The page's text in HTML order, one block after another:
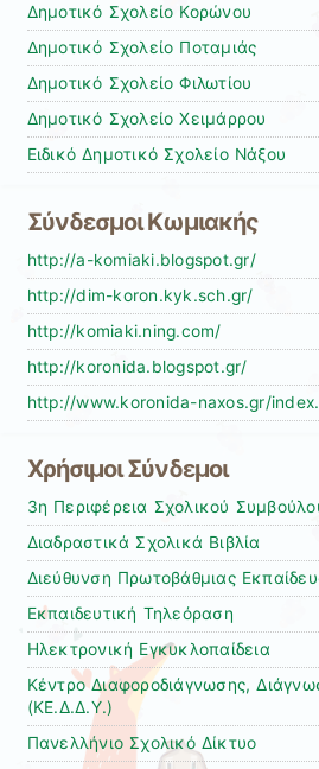
Δημοτικό Σχολείο Κορώνου
Δημοτικό Σχολείο Ποταμιάς
Δημοτικό Σχολείο Φιλωτίου
Δημοτικό Σχολείο Χειμάρρου
Ειδικό Δημοτικό Σχολείο Νάξου
Σύνδεσμοι Κωμιακής
http://a-komiaki.blogspot.gr/
http://dim-koron.kyk.sch.gr/
http://komiaki.ning.com/
http://koronida.blogspot.gr/
http://www.koronida-naxos.gr/
Χρήσιμοι Σύνδεμοι
3η Περιφέρεια Σχολικού
Διαδραστικά Σχολικά Βιβλία
Διεύθυνση Πρωτοβάθμιας
Εκπαιδευτική Τηλεόραση
Ηλεκτρονική Εγκυκλοπαίδεια
Κέντρο Διαφοροδιάγνωσης,
(ΚΕ.Δ.Δ.Υ.)
Πανελλήνιο Σχολικό Δίκτυο